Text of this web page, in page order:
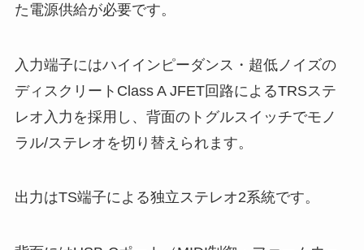
た電源供給が必要です。
入力端子にはハイインピーダンス・超低ノイズの
ディスクリートClass A JFET回路によるTRSステ
レオ入力を採用し、背面のトグルスイッチでモノ
ラル/ステレオを切り替えられます。
出力はTS端子による独立ステレオ2系統です。